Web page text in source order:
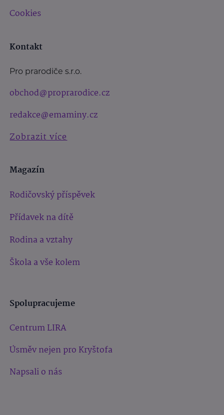
Cookies
Kontakt
Pro prarodiče s.r.o.
obchod@proprarodice.cz
redakce@emaminy.cz
Zobrazit více
Magazín
Rodičovský příspěvek
Přídavek na dítě
Rodina a vztahy
Škola a vše kolem
Spolupracujeme
Centrum LIRA
Úsměv nejen pro Kryštofa
Napsali o nás